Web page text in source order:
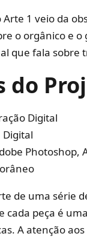
1 veio da
o orgânico e
que fala sobre
do
Digital
Photoshop,
de uma série
cada peça é
A atenção